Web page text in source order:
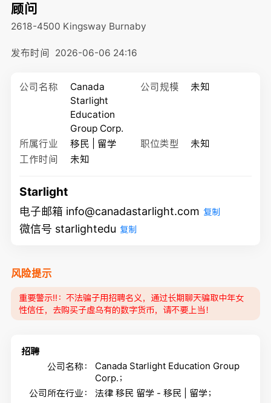
顾问
2618-4500 Kingsway Burnaby
发布时间 2026-06-06 24:16
公司名称
Canada
Starlight
Education
Group Corp.
公司规模 未知
所属行业 移民 | 留学 职位类型
未知
工作时间
未知
Starlight
电子邮箱 info@canadastarlight.com 复制
微信号 starlightedu 复制
风险提示
重要警示‼️：不法骗子用招聘名义，通过长期聊天骗取中年女
性信任，去购买子虚乌有的数字货币，请不要上当！
招聘
公司名称：
Canada Starlight Education Group
Corp.；
公司所在行业：
法律 移民 留学 - 移民 | 留学；